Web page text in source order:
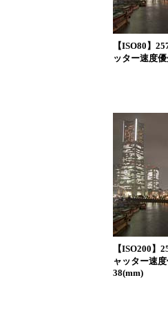
【ISO80】
ッター速度
【ISO200】
ャッター速
38(mm)